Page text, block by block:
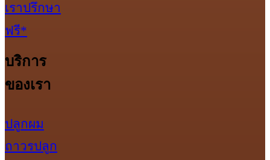
เราปรึกษา
ฟรี*
บริการ
ของเรา
ปลูกผม
ถาวรปลูก